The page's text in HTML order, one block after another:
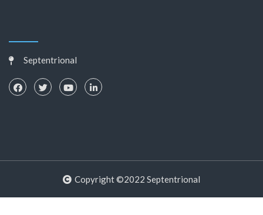
Septentrional
Copyright ©2022 Septentrional